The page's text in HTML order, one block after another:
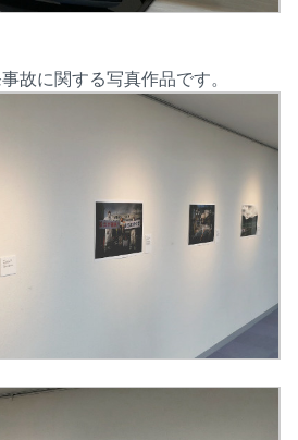
故に関する写真作品です。